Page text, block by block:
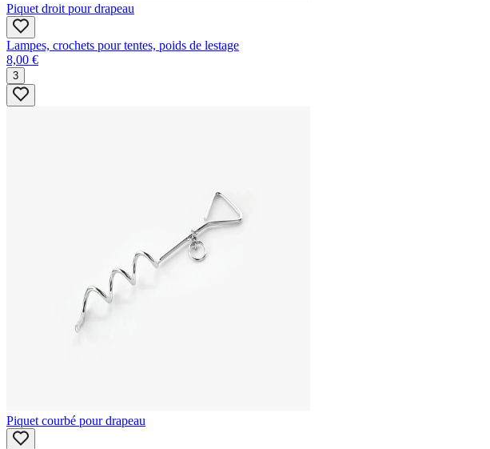
Piquet droit pour drapeau
Lampes, crochets pour tentes, poids de lestage
8,00 €
3
Piquet courbé pour drapeau